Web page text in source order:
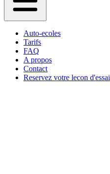
Auto-ecoles
Tarifs
FAQ
A propos
Contact
Reservez votre lecon d'essai